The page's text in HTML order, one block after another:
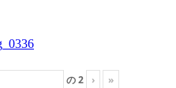
の2 › »